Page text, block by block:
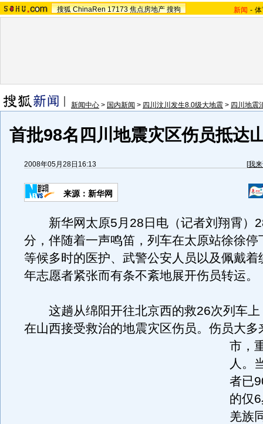
搜狐 ChinaRen 17173 焦点房地产 搜狗 新闻 -
新闻中心 > 国内新闻 > 四川汶川发生8.0级大地震 > 四川地震
首批98名四川地震灾区伤员抵达
2008年05月28日16:13 [我
来源：新华网
新华网太原5月28日电（记者刘翔霄）
分，伴随着一声鸣笛，列车在太原站徐徐停
等候多时的医护、武警公安人员以及佩戴着
年志愿者紧张而有条不紊地展开伤员转运。
这趟从绵阳开往北京西的救26次列车上
在山西接受救治的地震灾区伤员。 伤员大多
市，
人。
者已
的仅
羌族